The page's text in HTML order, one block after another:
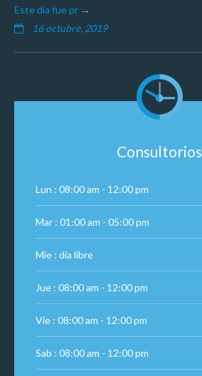
Este día fue pr
16 octubre, 2019
Consultorios
Lun : 08:00 am - 12:00 pm
Mar : 01:00 am - 05:00 pm
Mie : día libre
Jue : 08:00 am - 12:00 pm
Vie : 08:00 am - 12:00 pm
Sab : 08:00 am - 12:00 pm